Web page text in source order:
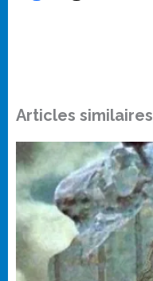
Articles similaires